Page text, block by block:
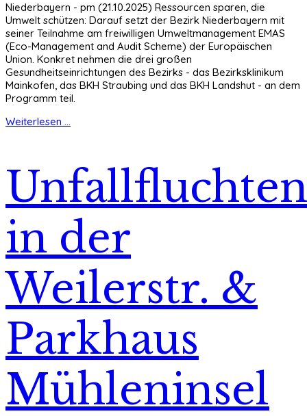
Niederbayern - pm (21.10.2025) Ressourcen sparen, die
Umwelt schützen: Darauf setzt der Bezirk Niederbayern mit
seiner Teilnahme am freiwilligen Umweltmanagement EMAS
(Eco-Management and Audit Scheme) der Europäischen
Union. Konkret nehmen die drei großen
Gesundheitseinrichtungen des Bezirks - das Bezirksklinikum
Mainkofen, das BKH Straubing und das BKH Landshut - an dem
Programm teil.
Weiterlesen ...
Unfallfluchten
in der
Weilerstr. &
Parkhaus
Mühleninsel